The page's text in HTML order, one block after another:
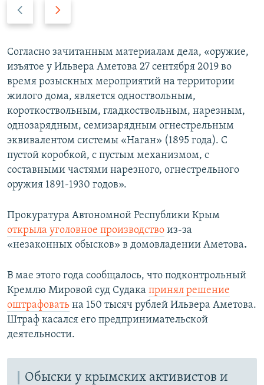
д
ы
д
у
щ
и
й
с
л
а
д
д
у
ю
щ
и
й
с
л
а
й
Согласно зачитанным материалам дела, «оружие,
изъятое у Ильвера Аметова 27 сентября 2019 во
время розыскных мероприятий на территории
жилого дома, является одноствольным,
короткоствольным, гладкоствольным, нарезным,
однозарядным, семизарядным огнестрельным
эквивалентом системы «Наган» (1895 года). С
пустой коробкой, с пустым механизмом, с
составными частями нарезного, огнестрельного
оружия 1891-1930 годов».
Прокуратура Автономной Республики Крым
открыла уголовное производство из-за
«незаконных обысков» в домовладении Аметова.
В мае этого года сообщалось, что подконтрольный
Кремлю Мировой суд Судака принял решение
оштрафовать на 150 тысяч рублей Ильвера Аметова.
Штраф касался его предпринимательской
деятельности.
Обыски у крымских активистов и